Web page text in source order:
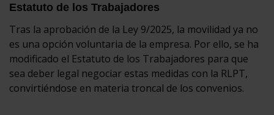
Estatuto de los Trabajadores
Tras la aprobación de la Ley 9/2025, la movilidad ya no
es una opción voluntaria de la empresa. Por ello, se ha
modificado el Estatuto de los Trabajadores para que
sea deber legal negociar estas medidas con la RLPT,
convirtiéndose en materia troncal de los convenios.